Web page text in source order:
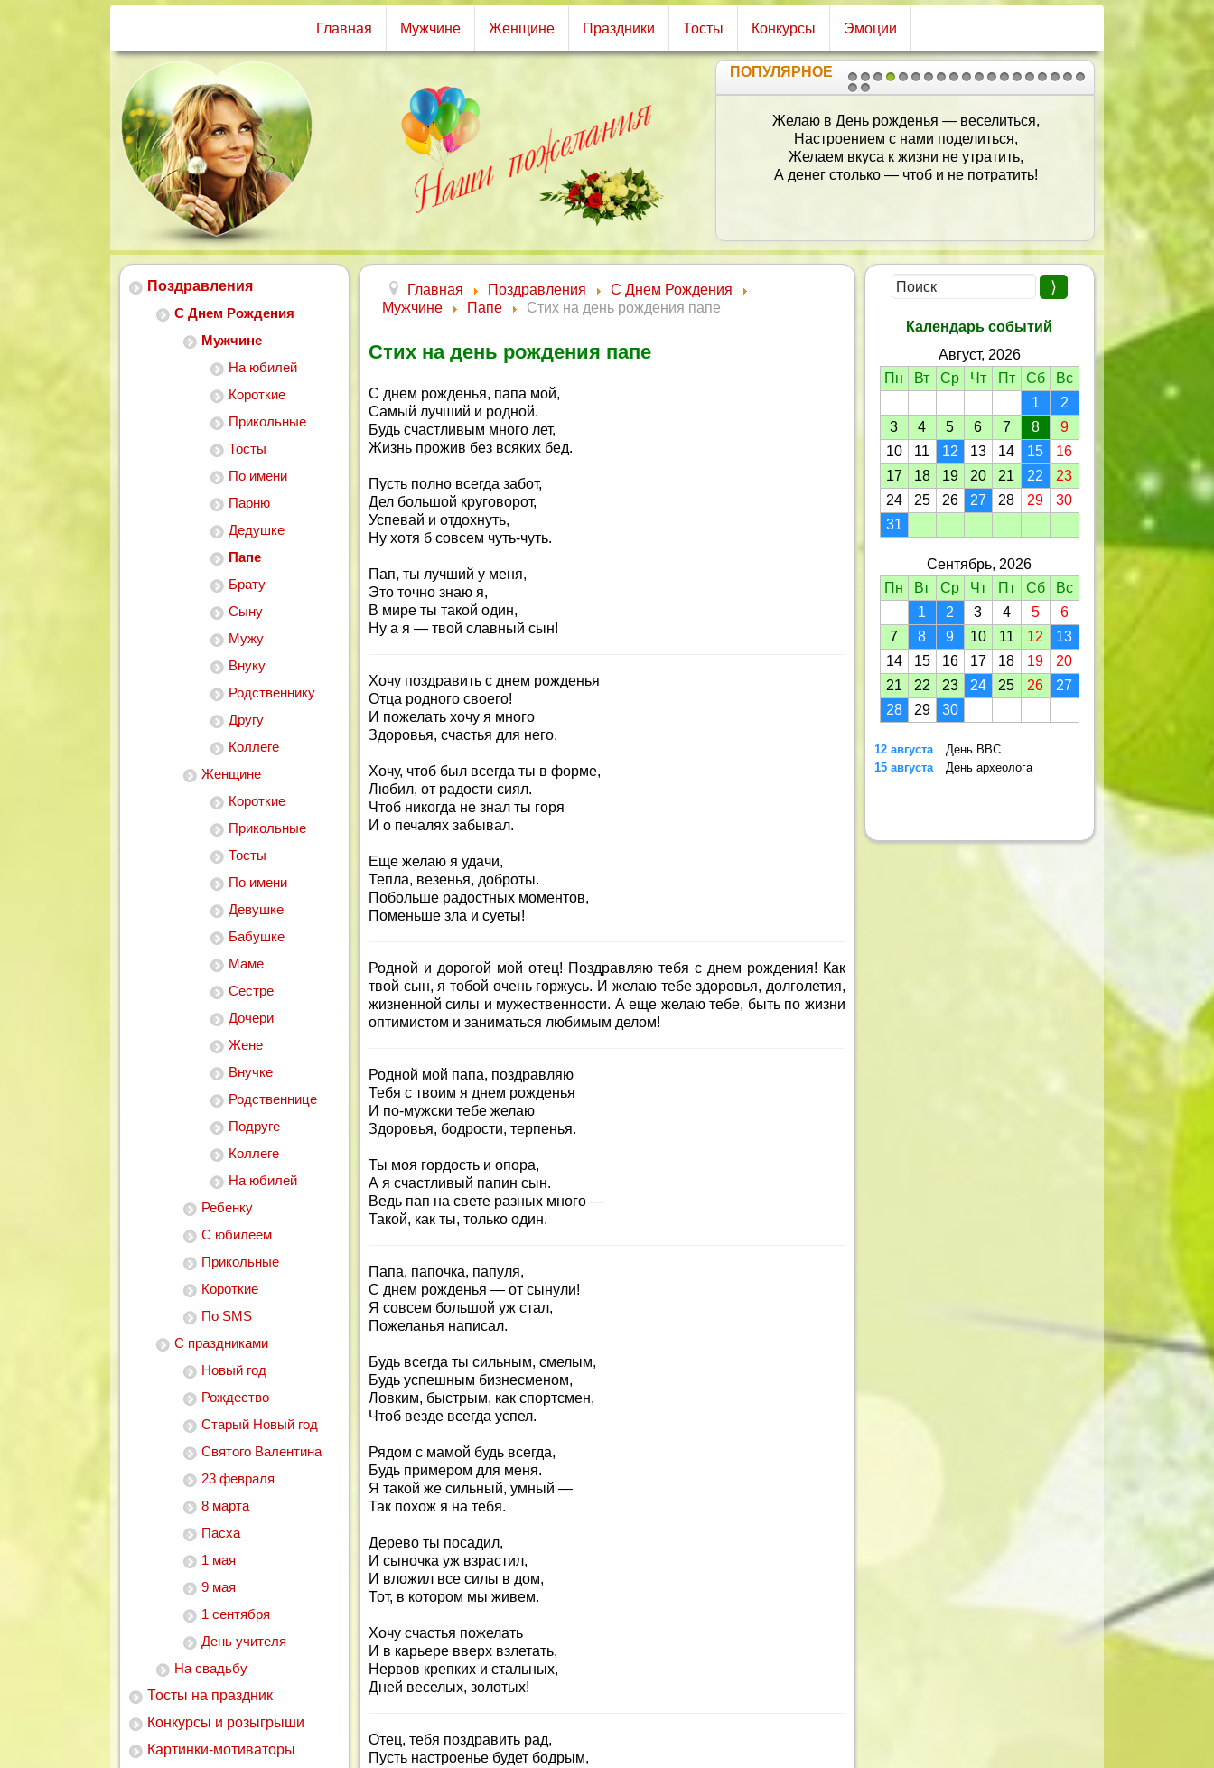
Главная Мужчине Женщине Праздники Тосты Конкурсы Эмоции
1 2
2021
ПОПУЛЯРНОЕ
Желаю в День рожденья — веселиться,
Настроением с нами поделиться,
Желаем вкуса к жизни не утратить,
А денег столько — чтоб и не потратить!
Поздравления
С Днем Рождения
Мужчине
На юбилей
Короткие
Прикольные
Тосты
По имени
Парню
Дедушке
Папе
Брату
Сыну
Мужу
Внуку
Родственнику
Другу
Коллеге
Женщине
Короткие
Прикольные
Тосты
По имени
Девушке
Бабушке
Маме
Сестре
Дочери
Жене
Внучке
Родственнице
Подруге
Коллеге
На юбилей
Ребенку
С юбилеем
Прикольные
Короткие
По SMS
С праздниками
Новый год
Рождество
Старый Новый год
Святого Валентина
23 февраля
8 марта
Пасха
1 мая
9 мая
1 сентября
День учителя
На свадьбу
Тосты на праздник
Конкурсы и розыгрыши
Картинки-мотиваторы
Главная Поздравления
С Днем Рождения
Мужчине
Папе Стих на день рождения папе
Стих на день рождения папе
С днем рожденья, папа мой,
Самый лучший и родной.
Будь счастливым много лет,
Жизнь прожив без всяких бед.
Пусть полно всегда забот,
Дел большой круговорот,
Успевай и отдохнуть,
Ну хотя б совсем чуть-чуть.
Пап, ты лучший у меня,
Это точно знаю я,
В мире ты такой один,
Ну а я — твой славный сын!
Хочу поздравить с днем рожденья
Отца родного своего!
И пожелать хочу я много
Здоровья, счастья для него.
Хочу, чтоб был всегда ты в форме,
Любил, от радости сиял.
Чтоб никогда не знал ты горя
И о печалях забывал.
Еще желаю я удачи,
Тепла, везенья, доброты.
Побольше радостных моментов,
Поменьше зла и суеты!
Родной и дорогой мой отец! Поздравляю тебя с днем рождения! Как
твой сын, я тобой очень горжусь. И желаю тебе здоровья, долголетия,
жизненной силы и мужественности. А еще желаю тебе, быть по жизни
оптимистом и заниматься любимым делом!
Родной мой папа, поздравляю
Тебя с твоим я днем рожденья
И по-мужски тебе желаю
Здоровья, бодрости, терпенья.
Ты моя гордость и опора,
А я счастливый папин сын.
Ведь пап на свете разных много —
Такой, как ты, только один.
Папа, папочка, папуля,
С днем рожденья — от сынули!
Я совсем большой уж стал,
Пожеланья написал.
Будь всегда ты сильным, смелым,
Будь успешным бизнесменом,
Ловким, быстрым, как спортсмен,
Чтоб везде всегда успел.
Рядом с мамой будь всегда,
Будь примером для меня.
Я такой же сильный, умный —
Так похож я на тебя.
Дерево ты посадил,
И сыночка уж взрастил,
И вложил все силы в дом,
Тот, в котором мы живем.
Хочу счастья пожелать
И в карьере вверх взлетать,
Нервов крепких и стальных,
Дней веселых, золотых!
Отец, тебя поздравить рад,
Пусть настроенье будет бодрым,
Календарь событий
Август, 2026
Пн
Вт Ср Чт Пт Сб
Вс
1
2
3
4 5 6 7 8
9
10
11 12 13 14 15
16
17
18 19 20 21 22
23
24
25 26 27 28 29
30
31
Сентябрь, 2026
Пн
Вт Ср Чт Пт Сб
Вс
1
2 3 4 5
6
7
8 9 10 11 12
13
14
15 16 17 18 19
20
21
22 23 24 25 26
27
28
29 30
12 августа
День ВВС
15 августа
День археолога